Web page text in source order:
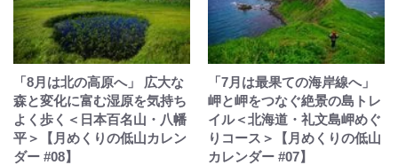
「8月は北の高原へ」 広大な
森と変化に富む湿原を気持ち
よく歩く＜日本百名山・八幡
平＞【月めくりの低山カレン
ダー #08】
「7月は最果ての海岸線へ」
岬と岬をつなぐ絶景の島トレ
イル＜北海道・礼文島岬めぐ
りコース＞【月めくりの低山
カレンダー #07】